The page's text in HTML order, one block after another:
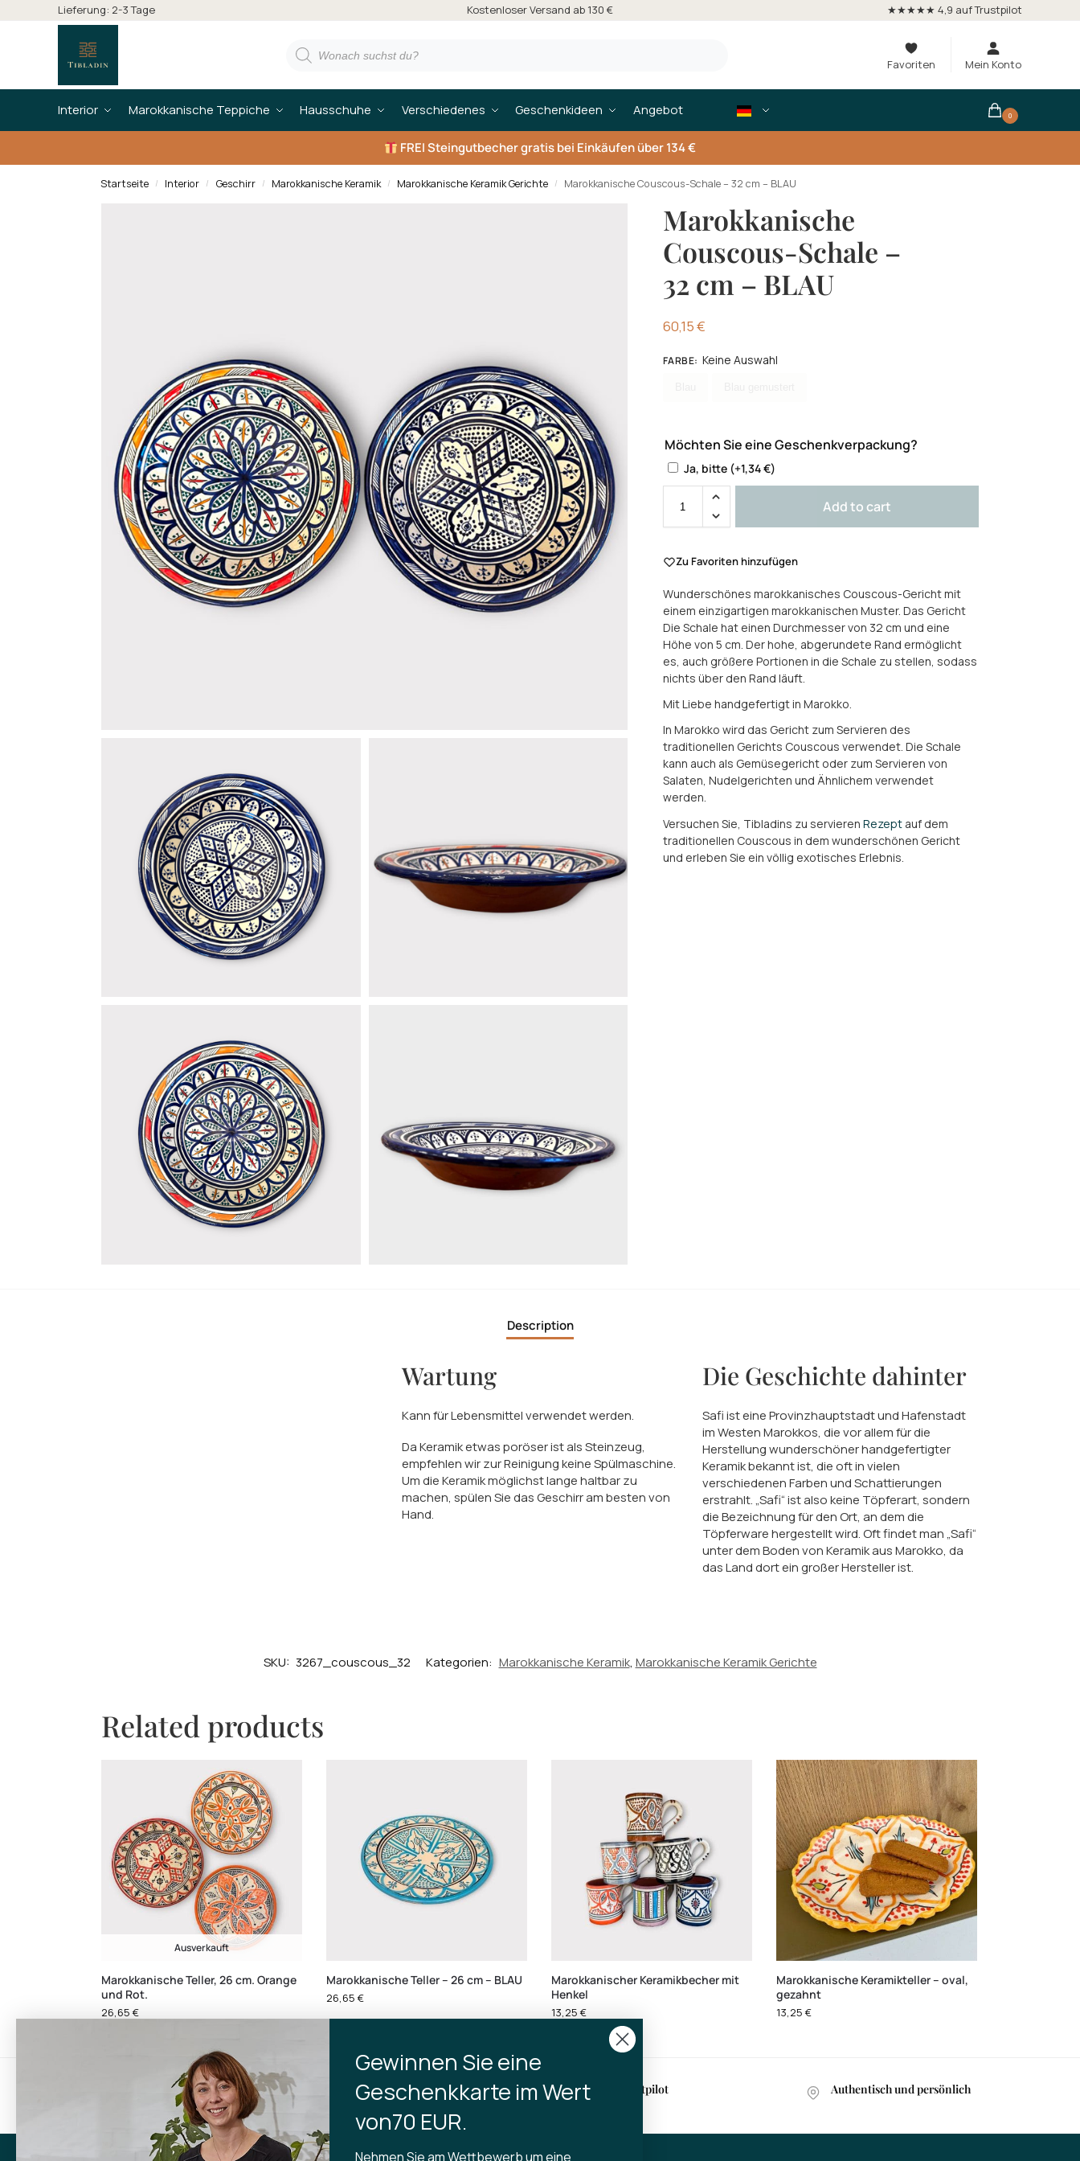
Lieferung: 2-3 Tage Kostenloser Versand ab 130 € ★★★★★ 4,9 auf Trustpilot
Favoriten Mein Konto
Interior Marokkanische Teppiche Hausschuhe Verschiedenes Geschenkideen Angebot 0
FREISteingutbecher gratis bei Einkäufen über 134 €
Startseite / Interior / Geschirr / Marokkanische Keramik / Marokkanische Keramik Gerichte / Marokkanische Couscous-Schale – 32 cm – BLAU
Marokkanische
Couscous-Schale –
32 cm – BLAU
60,15€
FARBE: Keine Auswahl
Möchten Sie eine Geschenkverpackung?
Ja, bitte (+1,34€)
Add to cart
Zu Favoriten hinzufügen
Wunderschönes marokkanisches Couscous-Gericht mit
einem einzigartigen marokkanischen Muster. Das Gericht
Die Schale hat einen Durchmesser von 32 cm und eine
Höhe von 5 cm. Der hohe, abgerundete Rand ermöglicht
es, auch größere Portionen in die Schale zu stellen, sodass
nichts über den Rand läuft.
Mit Liebe handgefertigt in Marokko.
In Marokko wird das Gericht zum Servieren des
traditionellen Gerichts Couscous verwendet. Die Schale
kann auch als Gemüsegericht oder zum Servieren von
Salaten, Nudelgerichten und Ähnlichem verwendet
werden.
Versuchen Sie, Tibladins zu servieren Rezeptauf dem
traditionellen Couscous in dem wunderschönen Gericht
und erleben Sie ein völlig exotisches Erlebnis.
Description
Wartung
Kann für Lebensmittel verwendet werden.
Da Keramik etwas poröser ist als Steinzeug,
empfehlen wir zur Reinigung keine Spülmaschine.
Um die Keramik möglichst lange haltbar zu
machen, spülen Sie das Geschirr am besten von
Hand.
Die Geschichte dahinter
Safi ist eine Provinzhauptstadt und Hafenstadt
im Westen Marokkos, die vor allem für die
Herstellung wunderschöner handgefertigter
Keramik bekannt ist, die oft in vielen
verschiedenen Farben und Schattierungen
erstrahlt. „Safi“ ist also keine Töpferart, sondern
die Bezeichnung für den Ort, an dem die
Töpferware hergestellt wird. Oft findet man „Safi“
unter dem Boden von Keramik aus Marokko, da
das Land dort ein großer Hersteller ist.
SKU: 3267_couscous_32 Kategorien: Marokkanische Keramik, Marokkanische Keramik Gerichte
Related products
Ausverkauft
Marokkanische Teller, 26 cm. Orange
und Rot.
26,65€
Marokkanische Teller – 26 cm – BLAU
26,65€
Marokkanischer Keramikbecher mit
Henkel
13,25€
Marokkanische Keramikteller – oval,
gezahnt
13,25€
bei Einkäufen über 599 kr.
Lieferung 4,9 auf Trustpilot Authentisch und persönlich
Gewinnen Sie eine
Geschenkkarte im Wert
von70 EUR.
Nehmen Sie am Wettbewerb um eine